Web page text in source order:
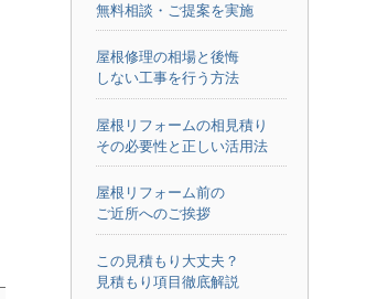
無料相談・ご提案を実施
屋根修理の相場と後悔
しない工事を行う方法
屋根リフォームの相見積り
その必要性と正しい活用法
屋根リフォーム前の
ご近所へのご挨拶
この見積もり大丈夫？
見積もり項目徹底解説